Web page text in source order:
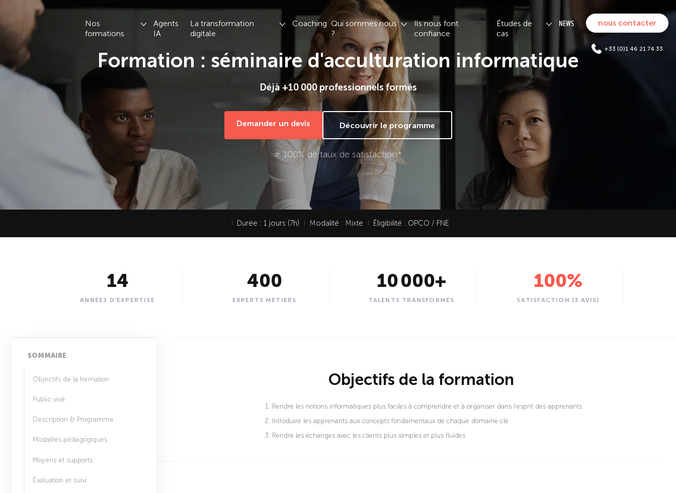
Adaliance nous contacter
+33 (0)1 46 21 74 33
Nos
formations
Agents
IA
La transformation
digitale
Coaching Qui sommes nous
?
Ils nous font
confiance
Études de
cas
NEWS
Formation : séminaire d'acculturation informatique
Déjà +10 000 professionnels formés
Demander un devis Découvrir le programme
⭐ 100% de taux de satisfaction*
I Durée : 1 jours (7h) I Modalité : Mixte I Éligibilité : OPCO / FNE
14
ANNÉES D'EXPERTISE
400
EXPERTS MÉTIERS
10 000+
TALENTS TRANSFORMÉS
100%
SATISFACTION (3 AVIS)
SOMMAIRE
Objectifs de la formation
Public visé
Description & Programme
Modalités pédagogiques
Moyens et supports
Évaluation et suivi
Objectifs de la formation
Rendre les notions informatiques plus faciles à comprendre et à organiser dans l'esprit des apprenants
Introduire les apprenants aux concepts fondamentaux de chaque domaine clé
Rendre les échanges avec les clients plus simples et plus fluides